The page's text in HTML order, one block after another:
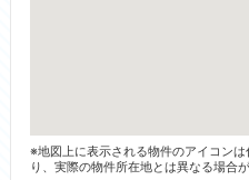
※地図上に表示される物件のアイコン
り、実際の物件所在地とは異なる場合が